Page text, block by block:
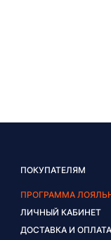
ПОКУПАТЕЛЯМ
ПРОГРАММА
ЛИЧНЫЙ КАБИНЕТ
ДОСТАВКА И ОПЛАТА